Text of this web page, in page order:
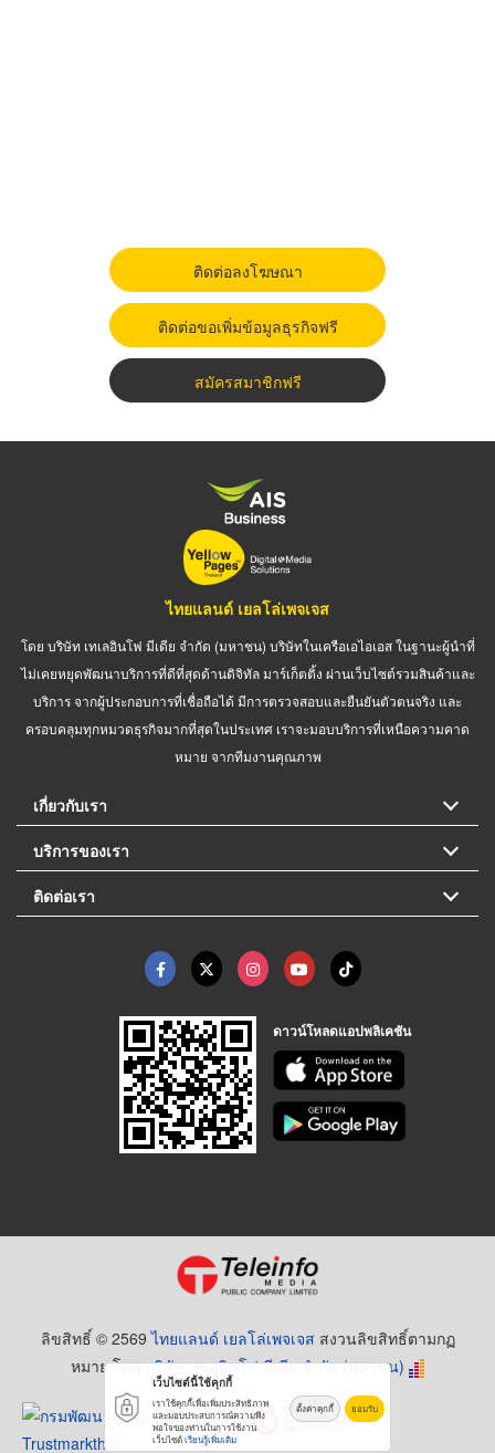
ติดต่อลงโฆษณา
ติดต่อขอเพิ่มข้อมูลธุรกิจฟรี
สมัครสมาชิกฟรี
ไทยแลนด์ เยลโล่เพจเจส
โดย บริษัท เทเลอินโฟ มีเดีย จำกัด (มหาชน) บริษัทในเครือเอไอเอส ในฐานะผู้นำที่
ไม่เคยหยุดพัฒนาบริการที่ดีที่สุดด้านดิจิทัล มาร์เก็ตติ้ง ผ่านเว็บไซต์รวมสินค้าและ
บริการ จากผู้ประกอบการที่เชื่อถือได้ มีการตรวจสอบและยืนยันตัวตนจริง และ
ครอบคลุมทุกหมวดธุรกิจมากที่สุดในประเทศ เราจะมอบบริการที่เหนือความคาด
หมาย จากทีมงานคุณภาพ
เกี่ยวกับเรา
บริการของเรา
ติดต่อเรา
ดาวน์โหลดแอปพลิเคชัน
ลิขสิทธิ์ © 2569ไทยแลนด์ เยลโล่เพจเจส สงวนลิขสิทธิ์ตามกฏ
หมาย โดยบริษัท เทเลอินโฟ มีเดีย จำกัด (มหาชน)
เว็บไซต์นี้ใช้คุกกี้
เราใช้คุกกี้เพื่อเพิ่มประสิทธิภาพ
และมอบประสบการณ์ความพึง
พอใจของท่านในการใช้งาน
เว็บไซต์เรียนรู้เพิ่มเติม
ตั้งค่าคุกกี้ ยอมรับ